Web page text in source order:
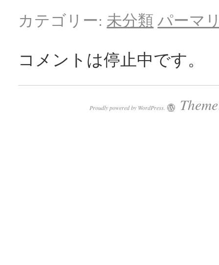
カテゴリー: 未分類 パーマ
コメントは停止中です。
Proudly powered by WordPress.